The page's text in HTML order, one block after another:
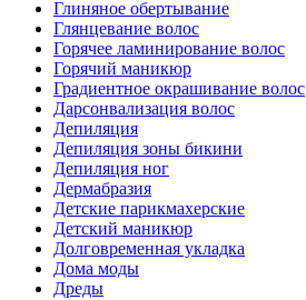
Глиняное обертывание
Глянцевание волос
Горячее ламинирование волос
Горячий маникюр
Градиентное окрашивание волос
Дарсонвализация волос
Депиляция
Депиляция зоны бикини
Депиляция ног
Дермабразия
Детские парикмахерские
Детский маникюр
Долговременная укладка
Дома моды
Дреды